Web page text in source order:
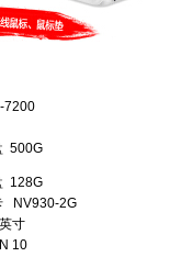
500G
128G
NV930-2G
寸
10